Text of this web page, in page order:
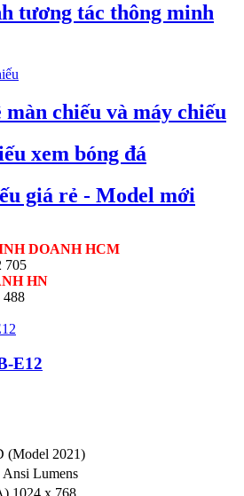
tương tác thông minh
màn chiếu và máy chiếu
xem bóng đá
giá rẻ - Model mới
DOANH HCM
705
HN
488
E12
(Model 2021)
Ansi Lumens